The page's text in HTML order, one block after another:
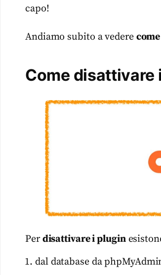
capo!
Andiamo subito a vedere
Come disattivare
Perdisattivare i plugin
dal database da